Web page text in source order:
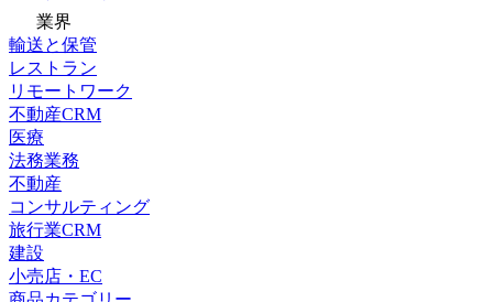
業界
輸送と保管
レストラン
リモートワーク
不動産CRM
医療
法務業務
不動産
コンサルティング
旅行業CRM
建設
小売店・EC